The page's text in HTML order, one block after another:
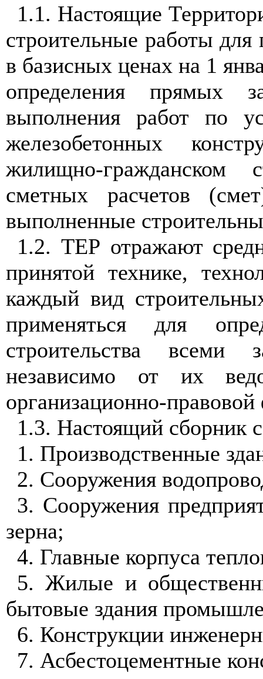
1.1. Настоящие
строительные работы
в базисных ценах на 1
определения прямых
выполнения работ по
железобетонных
жилищно-гражданском
сметных расчетов
выполненные
1.2. ТЕР отражают
принятой технике,
каждый вид
применяться для
строительства всеми
независимо от их
организационно-
1.3. Настоящий сборник
1. Производственные
2. Сооружения
3. Сооружения
зерна;
4. Главные корпуса
5. Жилые и
бытовые здания
6. Конструкции
7. Асбестоцементные